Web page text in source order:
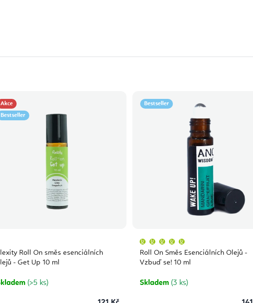
Akce
Bestseller
Roll On směs esenciálních
- Get Up 10 ml
(>5 ks)
Bestseller
Roll On Směs Esenciálních Olejů -
Vzbuď se! 10 ml
produktu
je
5,0
hvězdiček.
Skladem (3 ks)